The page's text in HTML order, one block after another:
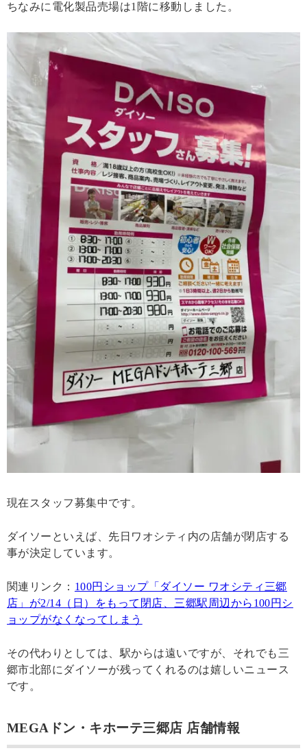
ちなみに電化製品売場は1階に移動しました。
現在スタッフ募集中です。
ダイソーといえば、先日ワオシティ内の店舗が閉店する
事が決定しています。
関連リンク： 100円ショップ「ダイソー ワオシティ三郷
店」が2/14（日）をもって閉店、三郷駅周辺から100円シ
ョップがなくなってしまう
その代わりとしては、駅からは遠いですが、それでも三
郷市北部にダイソーが残ってくれるのは嬉しいニュース
です。
MEGAドン・キホーテ三郷店 店舗情報